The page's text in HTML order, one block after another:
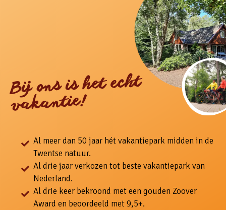
Bij ons is het echt
vakantie!
Al meer dan 50 jaar hét vakantiepark midden in de
Twentse natuur.
Al drie jaar verkozen tot beste vakantiepark van
Nederland.
Al drie keer bekroond met een gouden Zoover
Award en beoordeeld met 9,5+.